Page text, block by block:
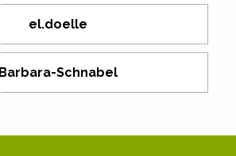
el.doelle
Barbara-Schnabel